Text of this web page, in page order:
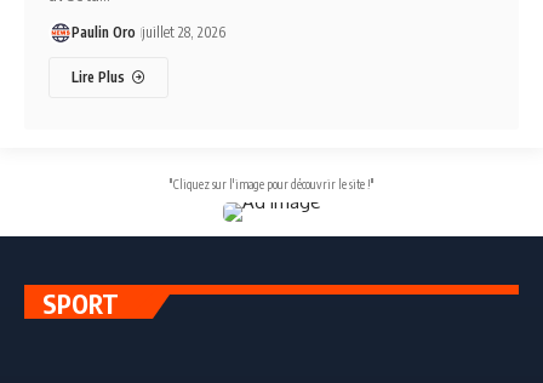
Paulin Oro juillet 28, 2026
Lire Plus
"Cliquez sur l'image pour découvrir le site !"
SPORT